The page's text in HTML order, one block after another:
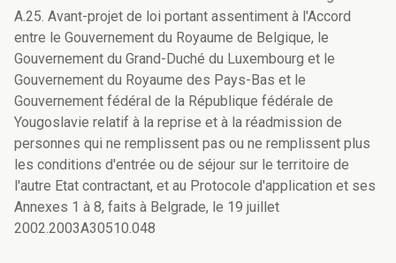
A.25. Avant-projet de loi portant assentiment à l'Accord
entre le Gouvernement du Royaume de Belgique, le
Gouvernement du Grand-Duché du Luxembourg et le
Gouvernement du Royaume des Pays-Bas et le
Gouvernement fédéral de la République fédérale de
Yougoslavie relatif à la reprise et à la réadmission de
personnes qui ne remplissent pas ou ne remplissent plus
les conditions d'entrée ou de séjour sur le territoire de
l'autre Etat contractant, et au Protocole d'application et ses
Annexes 1 à 8, faits à Belgrade, le 19 juillet
2002.2003A30510.048